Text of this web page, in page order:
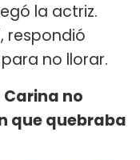
la actriz.
respondió
no llorar.
Carina no
que quebraba